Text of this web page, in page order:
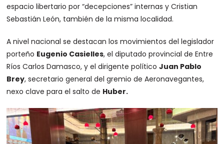
espacio libertario por “decepciones” internas y Cristian
Sebastián León, también de la misma localidad.
A nivel nacional se destacan los movimientos del legislador
porteño Eugenio Casielles, el diputado provincial de Entre
Ríos Carlos Damasco, y el dirigente políticoJuan Pablo
Brey, secretario general del gremio de Aeronavegantes,
nexo clave para el salto de Huber.